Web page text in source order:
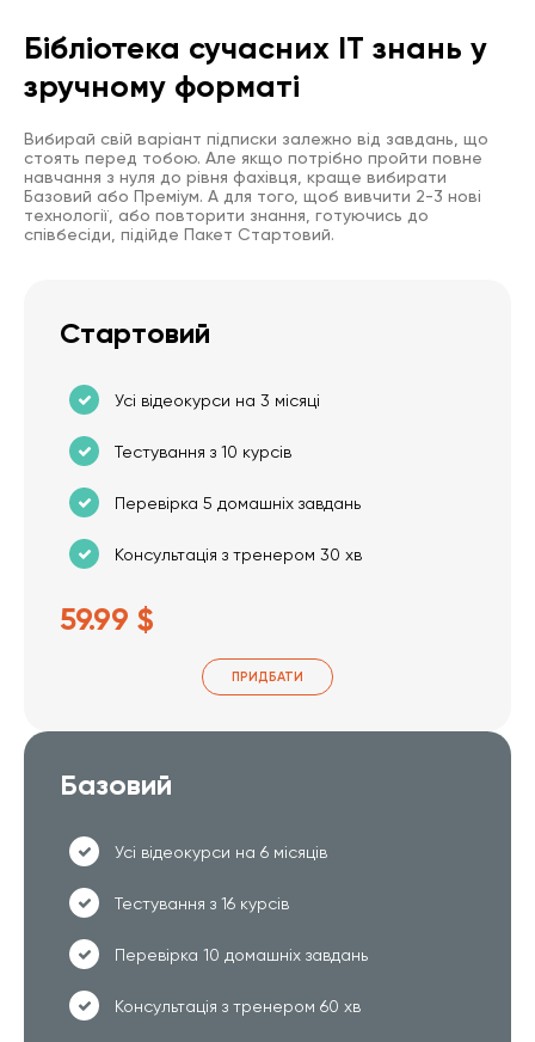
Бібліотека сучасних IT знань у
зручному форматі
Вибирай свій варіант підписки залежно від завдань, що
стоять перед тобою. Але якщо потрібно пройти повне
навчання з нуля до рівня фахівця, краще вибирати
Базовий або Преміум. А для того, щоб вивчити 2-3 нові
технології, або повторити знання, готуючись до
співбесіди, підійде Пакет Стартовий.
Стартовий
Усі відеокурси на 3 місяці
Тестування з 10 курсів
Перевірка 5 домашніх завдань
Консультація з тренером 30 хв
59.99 $
ПРИДБАТИ
Базовий
Усі відеокурси на 6 місяців
Тестування з 16 курсів
Перевірка 10 домашніх завдань
Консультація з тренером 60 хв